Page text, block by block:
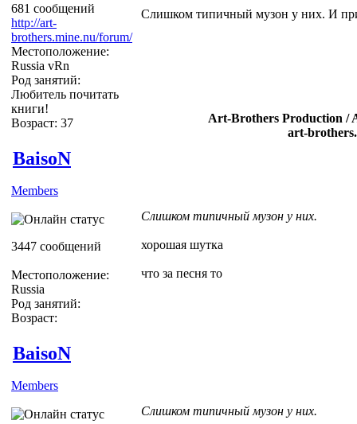
681 сообщений
http://art-
brothers.mine.nu/forum/
Местоположение:
Russia vRn
Род занятий:
Любитель почитать
книги!
Возраст: 37
Слишком типичный музон у них. И
Art-Brothers Production /
art-
BaisoN
Members
3447 сообщений
Местоположение:
Russia
Род занятий:
Возраст:
Слишком типичный музон у них.
хорошая шутка
что за песня то
BaisoN
Members
Слишком типичный музон у них.